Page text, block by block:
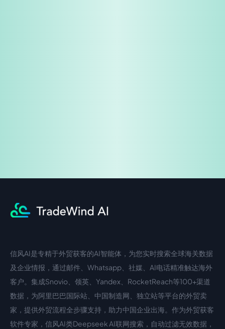
中文入口
信风AI是专精于外贸获客的AI智能体，为您实时搜索全球海关数据
及企业情报，通过邮件、Whatsapp、社媒、AI电话精准触达海外
客户。集成Snovio、领英、Yandex、RocketReach等100+渠道
数据，为阿里巴巴国际站、中国制造网、独立站等平台的外贸卖
家，提供外贸流程全步骤支持，助力中国企业出海。作为外贸获客
软件专家，信风AI类Deepseek AI联网搜索，自动过滤无效数据，